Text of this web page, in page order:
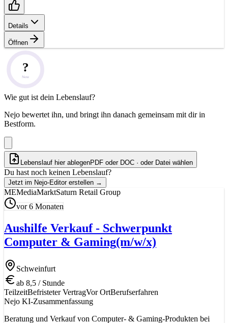
Details
Öffnen
?
Note
Wie gut ist dein Lebenslauf?
Nejo bewertet ihn, und bringt ihn danach gemeinsam mit dir in
Bestform.
Lebenslauf hier ablegenPDF oder DOC · oder Datei wählen
Du hast noch keinen Lebenslauf?
Jetzt im Nejo-Editor erstellen →
MEMediaMarktSaturn Retail Group
vor 6 Monaten
Aushilfe Verkauf - Schwerpunkt
Computer & Gaming(m/w/x)
Schweinfurt
ab 8,5 / Stunde
TeilzeitBefristeter VertragVor OrtBerufserfahren
Nejo KI-Zusammenfassung
Beratung und Verkauf von Computer- & Gaming-Produkten bei